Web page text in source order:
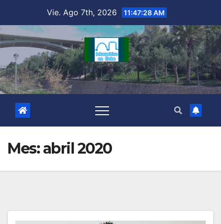
contenido
Vie. Ago 7th, 2026 11:47:29 AM
Mes:abril 2020